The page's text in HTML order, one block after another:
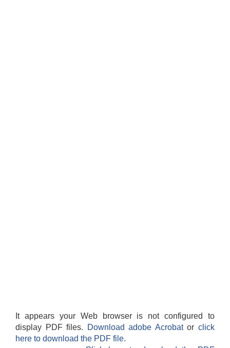
It appears your Web browser is not configured to
display PDF files.
Download adobe Acrobatorclick
here to download the PDF file.